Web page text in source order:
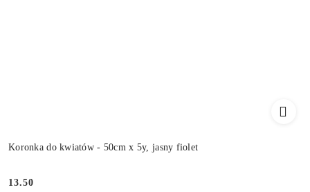
Koronka do kwiatów - 50cm x 5y, jasny fiolet
13.50